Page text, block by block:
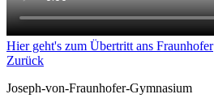
Hier geht's zum Übertritt ans Fraunhofer
Zurück
Joseph-von-Fraunhofer-Gymnasium